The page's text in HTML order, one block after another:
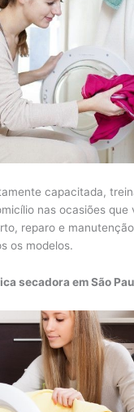
capacitada,
nas ocasiões que
reparo e
os modelos.
secadora em São